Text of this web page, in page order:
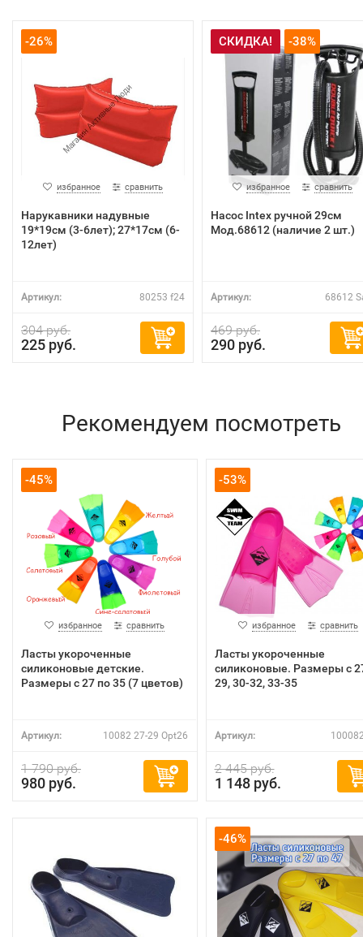
-26%
избранное сравнить
Нарукавники надувные
19*19см (3-6лет); 27*17см (6-
12лет)
Артикул: 80253 f24
304 руб.
225 руб.
СКИДКА! -38%
избранное сравнить
Насос Intex ручной 29см
Мод.68612 (наличие 2 шт.)
Артикул: 68612
469 руб.
290 руб.
Рекомендуем посмотреть
-45%
избранное сравнить
Ласты укороченные
силиконовые детские.
Размеры с 27 по 35 (7 цветов)
Артикул: 10082 27-29 Opt26
1 790 руб.
980 руб.
-53%
избранное сравнить
Ласты укороченные
силиконовые. Размеры с
29, 30-32, 33-35
Артикул:
2 445 руб.
1 148 руб.
-46%